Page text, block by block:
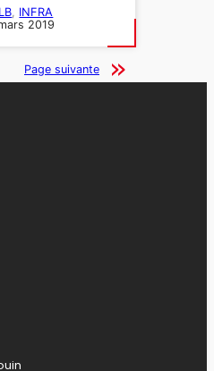
, INFRA
2019
Page suivante